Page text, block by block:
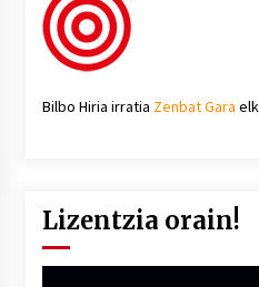
Bilbo Hiria irratia Zenbat Gara
Lizentzia orain!